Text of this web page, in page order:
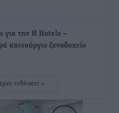
για την H Hotels –
καινούργιο ξενοδοχείο
όχημα με μητέρα και
ειδήσεις